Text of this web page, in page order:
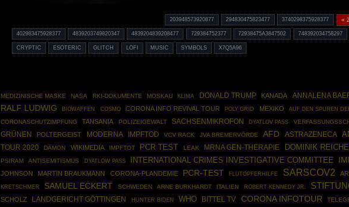
203948573920877 294830475823477 3740298375928377 «
402983475928377 4839203749820347 4839204839208477 729384752377 72938475A3847502 748392034758297
CRYPTIC ESOTERIC GLITCH LOFI MUSIC SYMBOLS X7Q5A96
MEDIZINISCHE MASKE
NASA RKI-DOKUMENTE MOSKAU KLIMA DONALD TRUMP KANADA ANNALENA
RALF LUDWIG BIOWAFFEN COSMO CORONA INFO REVIVAL TOUR POLY GRID MEXIKO AUF DEN SPUREN
CORONASCHUTZIMPFUNG
TANSANIA POLIZEIGEWALT SACHSENMIKROFON DYATLOV PASS
GRÜNEN
POLTERGEIST MODERNA IMPFTOD VCV RACK JVA BREMERVÖRDE AFD ASTRAZENECA
TOUR 2020
DÄMON WIKIMEDIA IMPFTOT PCR TEST LEAK MRNA GEN-THERAPIE DOMINIK
PSIRAM ANTISEMITISMUS DYATLOW PASS INTERNATIONAL CRIMES INVESTIGATIVE COMMITTEE
JOHNSON
MARTIN BRAUKMANN CORONA-PLANDEMIE PCR-TEST FLUTOPFERHILFE SARSCOV2
KRETSCHMER SAMUEL ECKERT SCHWEDEN ARNE BURKHARDT ITALIEN ROBERT KENNEDY JR.
SCHOLZ
LANDGERICHT GÖTTINGEN HUNTER BIDEN WHO BITTEL TV CORONA INFOTOUR